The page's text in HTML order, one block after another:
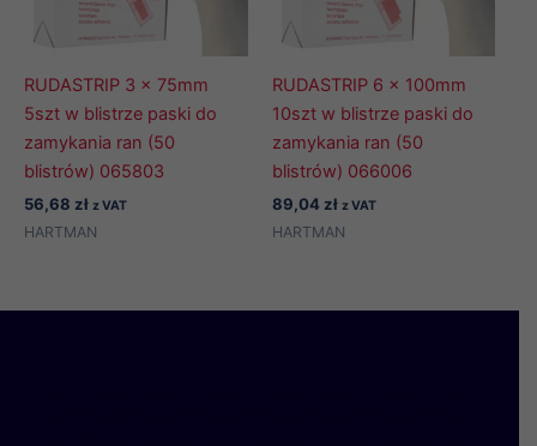
RUDASTRIP 3 x 75mm
5szt w blistrze paski do
zamykania ran (50
blistrów) 065803
56,68 zł z VAT
HARTMAN
RUDASTRIP 6 x 100mm
10szt w blistrze paski do
zamykania ran (50
blistrów) 066006
89,04 zł z VAT
HARTMAN